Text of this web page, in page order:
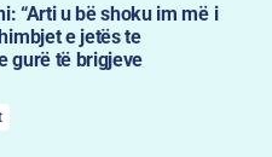
“Arti u bë shoku im më i
e jetës te
gurë të brigjeve